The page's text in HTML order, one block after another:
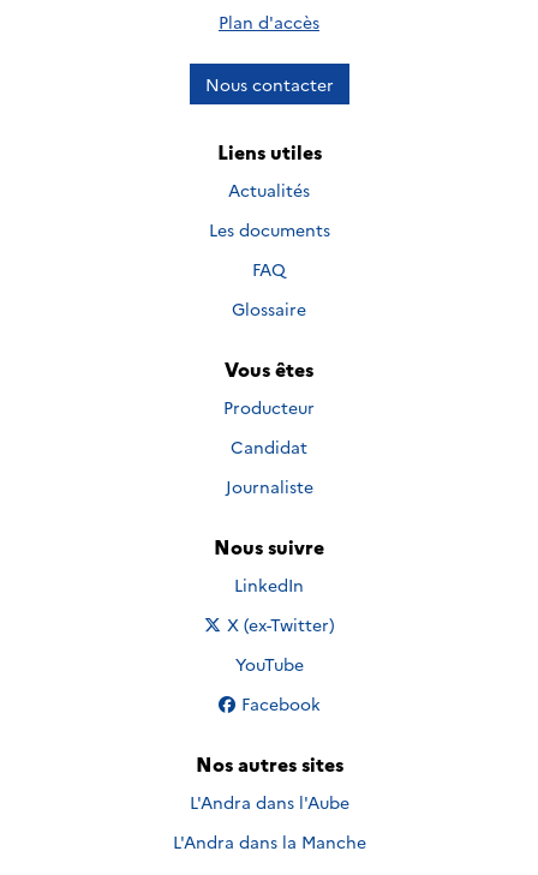
Plan d'accès
Nous contacter
Liens utiles
Actualités
Les documents
FAQ
Glossaire
Vous êtes
Producteur
Candidat
Journaliste
Nous suivre
Nous suivre sur
LinkedIn
Nous suivre sur
X (ex-Twitter)
Nous suivre sur
YouTube
Nous suivre sur
Facebook
Nos autres sites
L'Andra dans l'Aube
L'Andra dans la Manche